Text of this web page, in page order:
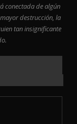
conectada de algún
destrucción, la
tan insignificante